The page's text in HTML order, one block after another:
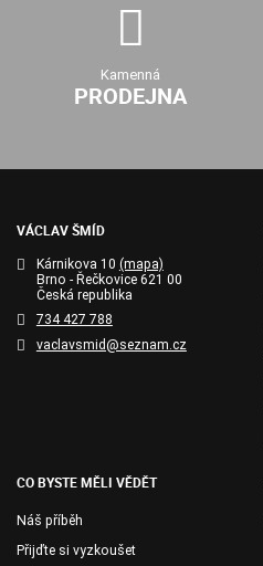
Kamenná
PRODEJNA
VÁCLAV ŠMÍD
Kárnikova 10 (mapa)
Brno - Řečkovice 621 00
Česká republika
734 427 788
vaclavsmid@seznam.cz
CO BYSTE MĚLI VĚDĚT
Náš příběh
Přijďte si vyzkoušet